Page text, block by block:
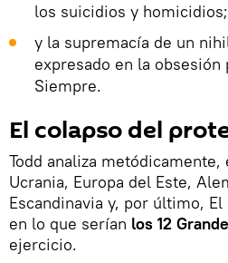
los suicidios y homicidios;
y la supremacía de un
expresado en la obsesión
Siempre.
El colapso del
Todd analiza metódicamente,
Ucrania, Europa del Este,
Escandinavia y, por último,
en lo que serían los 12
ejercicio.